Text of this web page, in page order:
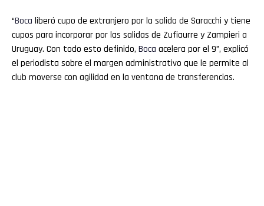
“Boca liberó cupo de extranjero por la salida de Saracchi y tiene
cupos para incorporar por las salidas de Zufiaurre y Zampieri a
Uruguay. Con todo esto definido, Boca acelera por el 9”, explicó
el periodista sobre el margen administrativo que le permite al
club moverse con agilidad en la ventana de transferencias.